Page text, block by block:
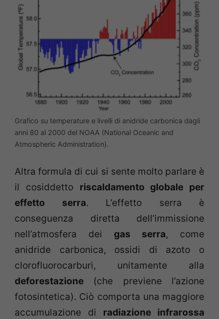
Grafico su temperature e livelli di anidride carbonica dagli
anni 80 al 2000 del NOAA (National Oceanic and
Atmospheric Administration).
Altra formula di cui si sente molto parlare è
il cosiddetto riscaldamento globale per
effetto serra. L’effetto serra è
conseguenza diretta dell’immissione
nell’atmosfera dei gas serra, come
anidride carbonica, ossidi di azoto o
clorofluorocarburi, unitamente alla
deforestazione (che previene l’azione
fotosintetica). Ciò comporta una maggiore
accumulazione di radiazione infrarossa